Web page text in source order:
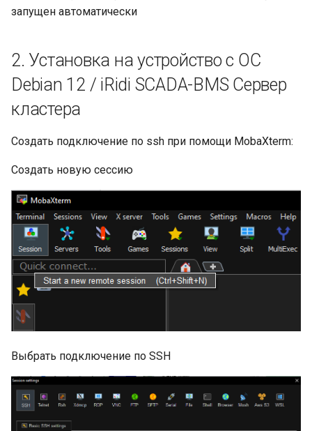
запущен автоматически
2. Установка на устройство с ОС
Debian 12 / iRidi SCADA-BMS Сервер
кластера
Создать подключение по ssh при помощи MobaXterm:
Создать новую сессию
Выбрать подключение по SSH